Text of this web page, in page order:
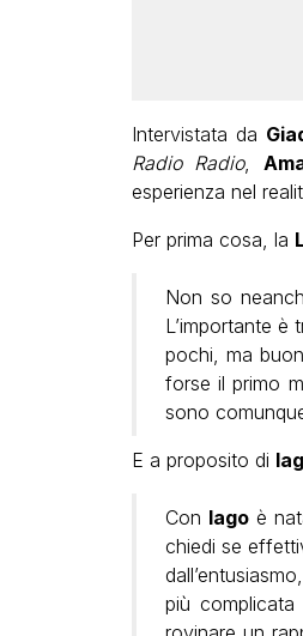
Intervistata da
Radio
Radio,
esperienza nel
Per prima cosa, la
Non so
L’importante
pochi, ma
forse il primo
sono
E a proposito di
Con Iagoè
chiedi se
più